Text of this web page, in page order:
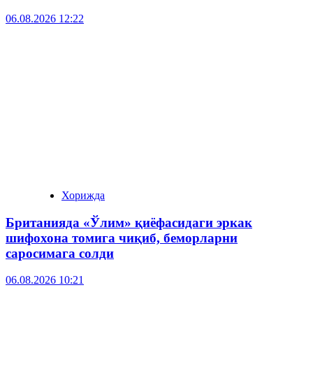
06.08.2026 12:22
Хорижда
Британияда «Ўлим» қиёфасидаги эркак
шифохона томига чиқиб, беморларни
саросимага солди
06.08.2026 10:21